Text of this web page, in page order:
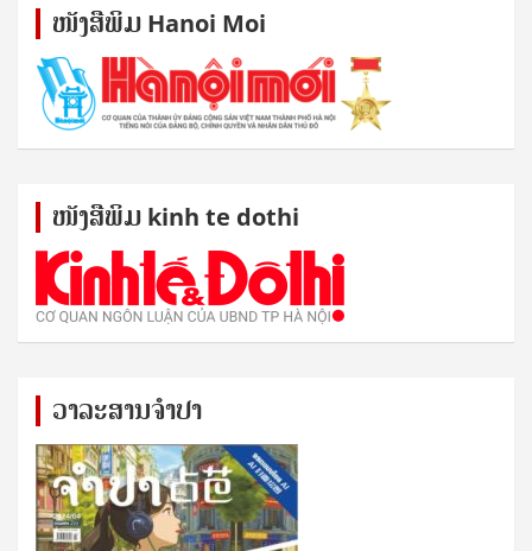
ໜັງ​ສື​ພິມ Hanoi Moi
ໜັງ​ສື​ພິມ kinh te dothi
ວາລະສານຈຳປາ